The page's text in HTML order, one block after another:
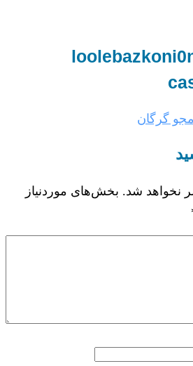
نخواهد شد. بخش‌های موردنیاز